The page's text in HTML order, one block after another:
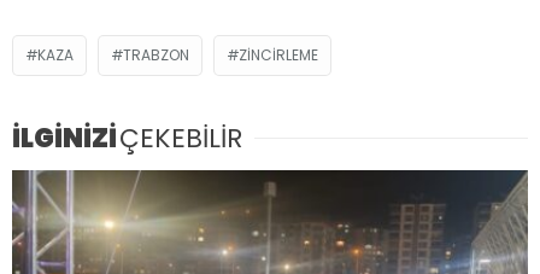
KAZA TRABZON ZINCIRLEME
İLGİNİZİÇEKEBİLİR